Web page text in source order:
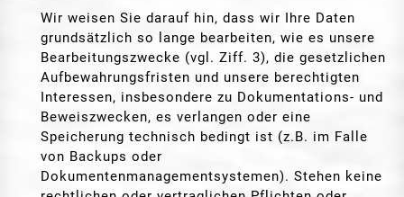
Wir weisen Sie darauf hin, dass wir Ihre Daten
grundsätzlich so lange bearbeiten, wie es unsere
Bearbeitungszwecke (vgl. Ziff. 3), die gesetzlichen
Aufbewahrungsfristen und unsere berechtigten
Interessen, insbesondere zu Dokumentations- und
Beweiszwecken, es verlangen oder eine
Speicherung technisch bedingt ist (z.B. im Falle
von Backups oder
Dokumentenmanagementsystemen). Stehen keine